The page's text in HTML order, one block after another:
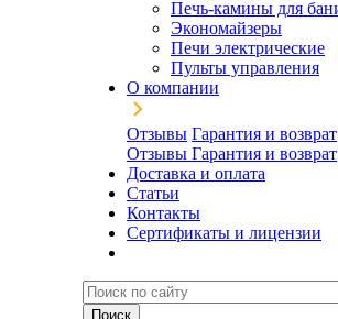
Печь-камины для
Экономайзеры
Печи электрические
Пульты управления
О компании
Отзывы Гарантия и возврат
Отзывы Гарантия и возврат
Доставка и оплата
Статьи
Контакты
Сертификаты и лицензии